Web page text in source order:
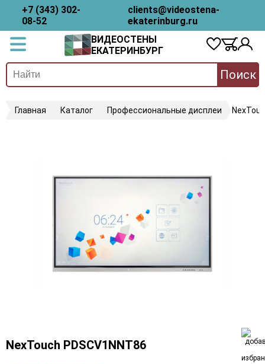
+7 (343) 302-
08-52
clients@videostena-
ekaterinburg.ru
ВИДЕОСТЕНЫ
ЕКАТЕРИНБУРГ
Поиск
Главная Каталог Профессиональные дисплеи
NexTouch PDSCV1NNT86